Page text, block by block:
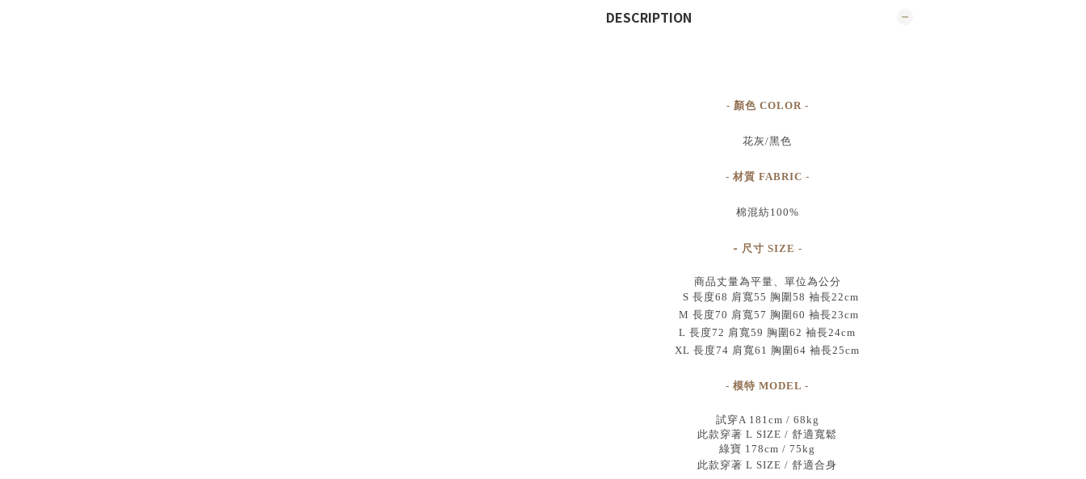
DESCRIPTION
- 顏色 COLOR -
花灰/黑色
- 材質 FABRIC -
棉混紡100%
- 尺寸 SIZE -
商品丈量為平量、單位為公分
S 長度68 肩寬55 胸圍58 袖長22cm
M 長度70 肩寬57 胸圍60 袖長23cm
L 長度72 肩寬59 胸圍62 袖長24cm
XL 長度74 肩寬61 胸圍64 袖長25cm
- 模特 MODEL -
試穿A 181cm / 68kg
此款穿著 L SIZE / 舒適寬鬆
綠寶 178cm / 75kg
此款穿著 L SIZE / 舒適合身